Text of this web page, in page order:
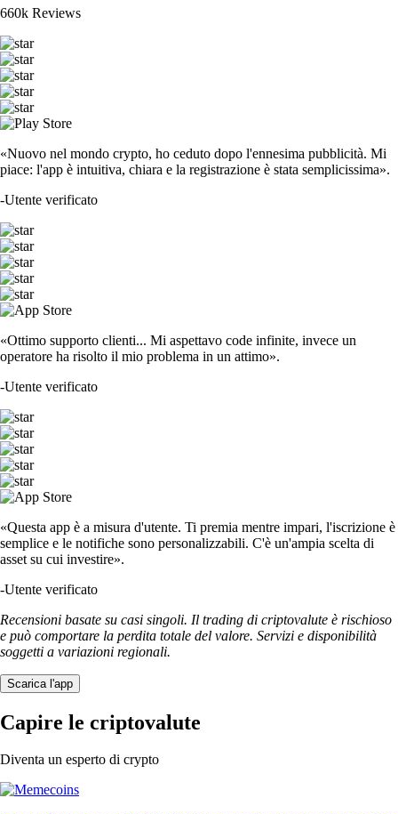
660k Reviews
«Nuovo nel mondo crypto, ho ceduto dopo l'ennesima pubblicità. Mi
piace: l'app è intuitiva, chiara e la registrazione è stata semplicissima».
-Utente verificato
«Ottimo supporto clienti... Mi aspettavo code infinite, invece un
operatore ha risolto il mio problema in un attimo».
-Utente verificato
«Questa app è a misura d'utente. Ti premia mentre impari, l'iscrizione è
semplice e le notifiche sono personalizzabili. C'è un'ampia scelta di
asset su cui investire».
-Utente verificato
Recensioni basate su casi singoli. Il trading di criptovalute è rischioso
e può comportare la perdita totale del valore. Servizi e disponibilità
soggetti a variazioni regionali.
Scarica l'app
Capire le criptovalute
Diventa un esperto di crypto